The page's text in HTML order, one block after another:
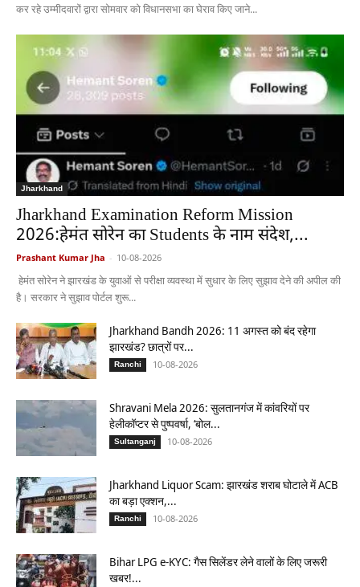
कर रहे उम्मीदवारों द्वारा सोमवार को विधानसभा का घेराव किए जाने...
Jharkhand
Jharkhand Examination Reform Mission
2026:हेमंत सोरेन का Students के नाम संदेश,...
Prashant Kumar Jha - 10-08-2026
हेमंत सोरेन ने झारखंड के युवाओं से परीक्षा व्यवस्था में सुधार के लिए सुझाव देने की अपील की
है। सरकार ने सुझाव पोर्टल शुरू...
Jharkhand Bandh 2026: 11 अगस्त को बंद रहेगा
झारखंड? छात्रों पर...
Ranchi 10-08-2026
Shravani Mela 2026: सुलतानगंज में कांवरियों पर
हेलीकॉप्टर से पुष्पवर्षा, ‘बोल...
Sultanganj 10-08-2026
Jharkhand Liquor Scam: झारखंड शराब घोटाले में ACB
का बड़ा एक्शन,...
Ranchi 10-08-2026
Bihar LPG e-KYC: गैस सिलेंडर लेने वालों के लिए जरूरी
खबर!...